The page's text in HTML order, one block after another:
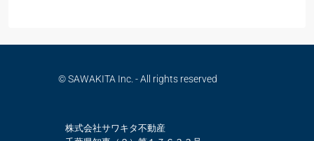
© SAWAKITA Inc. - All rights reserved
株式会社サワキタ不動産